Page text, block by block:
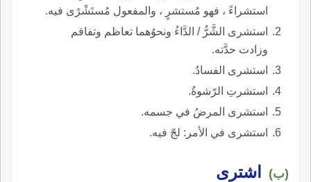
استشراءً ، فهو مُستشرٍ ، والمفعول مُستَشْرًى فيه.
استشرى الشَّرُّ / الدَّاءُ ونحوُهما تعاظم وتفاقم
وزادت حدَّته.
استشرى الفسادُ.
استشرتِ الرّشوةُ.
استشرى المرضُ في جسمه.
استشرى في الأمر: لجّ فيه.
(ب) اشترى